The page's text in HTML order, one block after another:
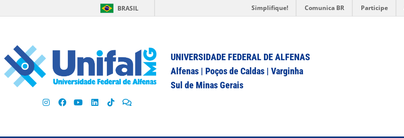
BRASIL Simplifique! Comunica BR Participe
UNIVERSIDADE FEDERAL DE ALFENAS
Alfenas | Poços de Caldas | Varginha
Sul de Minas Gerais